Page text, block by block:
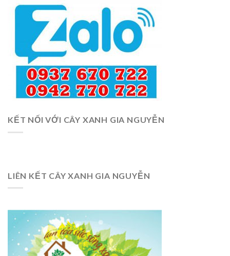
KẾT NỐI VỚI CÂY XANH GIA NGUYỄN
LIÊN KẾT CÂY XANH GIA NGUYỄN